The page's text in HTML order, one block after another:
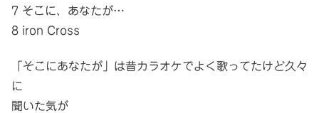
7 そこに、あなたが…
8 iron Cross
「そこにあなたが」は昔カラオケでよく歌ってたけど久々
に
聞いた気が